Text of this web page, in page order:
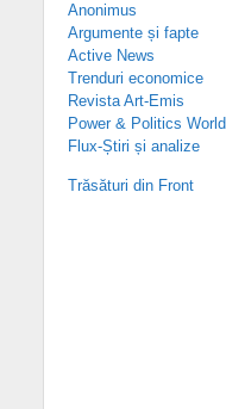
Anonimus
Argumente și fapte
Active News
Trenduri economice
Revista Art-Emis
Power & Politics World
Flux-Știri și analize
Trăsături din Front